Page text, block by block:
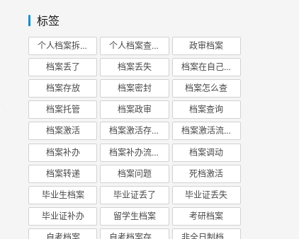
标签
个人档案拆开 个人档案查询 政审档案
档案丢了 档案丢失 档案在自己手里
档案存放 档案密封 档案怎么查
档案托管 档案政审 档案查询
档案激活 档案激活存放 档案激活流程
档案补办 档案补办流程 档案调动
档案转递 档案问题 死档激活
毕业生档案 毕业证丢了 毕业证丢失
毕业证补办 留学生档案 考研档案